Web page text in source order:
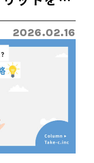
2026.02.16